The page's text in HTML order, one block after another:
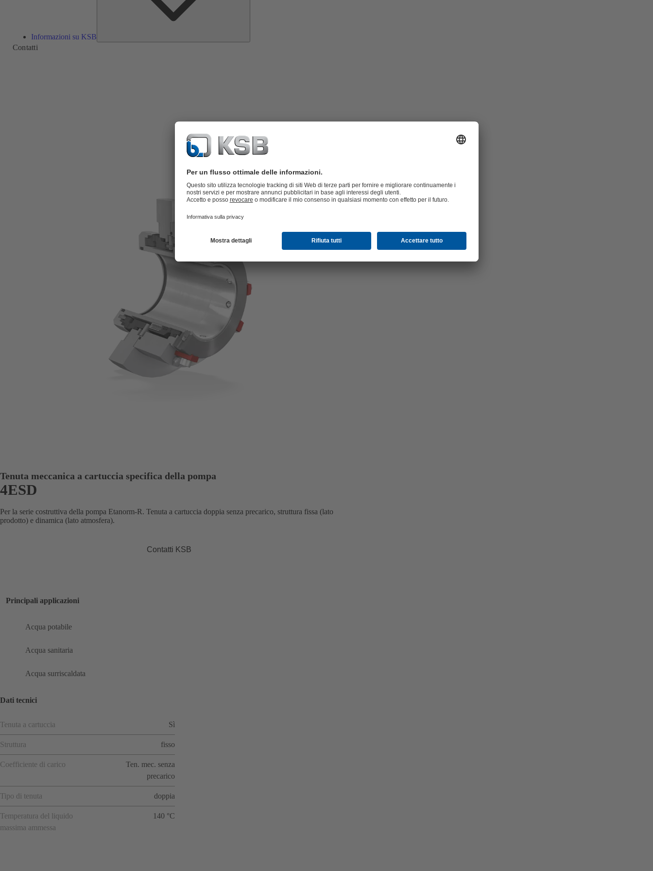
Informazioni su KSB
Contatti
Tenuta meccanica a cartuccia specifica della pompa
4ESD
Per la serie costruttiva della pompa Etanorm-R. Tenuta a cartuccia doppia senza precarico, struttura fissa (lato
prodotto) e dinamica (lato atmosfera).
Contatti KSB
Principali applicazioni
Acqua potabile
Acqua sanitaria
Acqua surriscaldata
Dati tecnici
Tenuta a cartuccia Sì
Struttura fisso
Coefficiente di carico
Ten. mec. senza
precarico
Tipo di tenuta doppia
Temperatura del liquido
massima ammessa
140 °C